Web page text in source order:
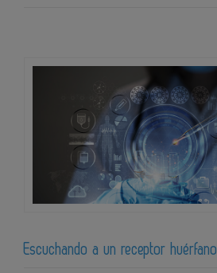
Escuchando a un receptor huérfano